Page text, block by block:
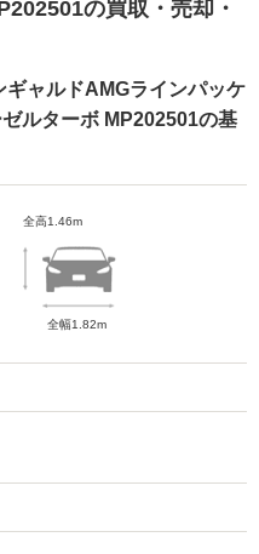
の買取・売却・
ャルドAMGラインパッケ
ルターボ MP202501の基
全高1.46m
全幅1.82m